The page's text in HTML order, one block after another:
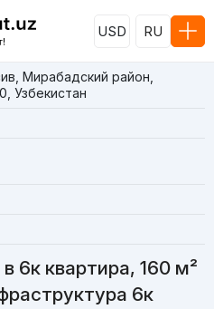
USD RU
Мирабадский район,
Узбекистан
6к квартира, 160 м²
6к